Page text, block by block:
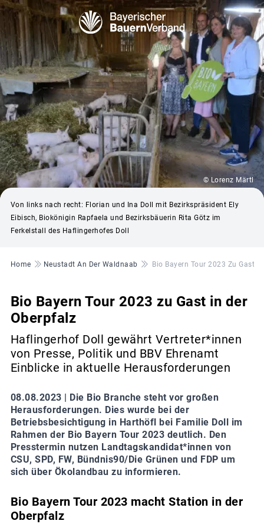
© Lorenz Märtl
Von links nach recht: Florian und Ina Doll mit Bezirkspräsident Ely
Eibisch, Biokönigin Rapfaela und Bezirksbäuerin Rita Götz im
Ferkelstall des Haflingerhofes Doll
Pfadnavigation
Home Neustadt An Der Waldnaab Bio Bayern Tour 2023 Zu Gast
Bio Bayern Tour 2023 zu Gast in der
Oberpfalz
Haflingerhof Doll gewährt Vertreter*innen
von Presse, Politik und BBV Ehrenamt
Einblicke in aktuelle Herausforderungen
08.08.2023 |
Die Bio Branche steht vor großen
Herausforderungen. Dies wurde bei der
Betriebsbesichtigung in Harthöfl bei Familie Doll im
Rahmen der Bio Bayern Tour 2023 deutlich. Den
Presstermin nutzen Landtagskandidat*innen von
CSU, SPD, FW, Bündnis90/Die Grünen und FDP um
sich über Ökolandbau zu informieren.
Bio Bayern Tour 2023 macht Station in der
Oberpfalz